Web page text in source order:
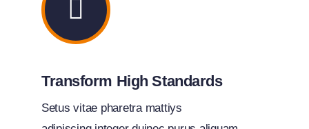
Transform High Standards
Setus vitae pharetra mattiys